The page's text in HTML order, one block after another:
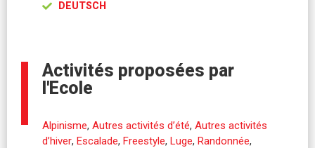
DEUTSCH
Activités proposées par
l'Ecole
Alpinisme, Autres activités d’été, Autres activités
d’hiver, Escalade, Freestyle, Luge, Randonnée,